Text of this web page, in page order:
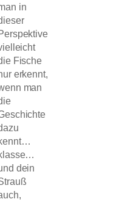
in
Fische
erkennt,
man
dein